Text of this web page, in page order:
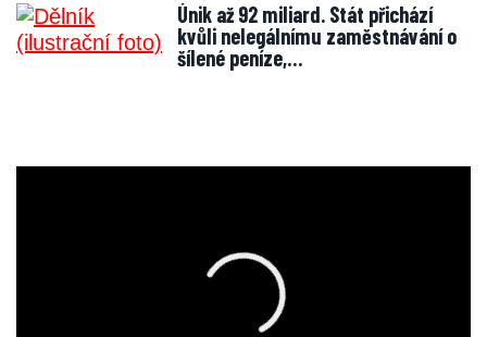
Únik až 92 miliard. Stát přichází
kvůli nelegálnímu zaměstnávání o
šílené peníze,…